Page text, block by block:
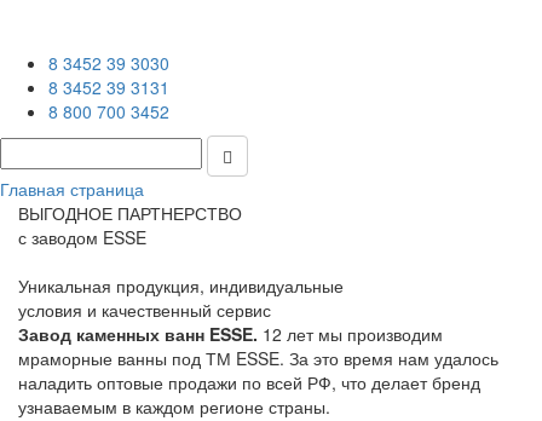
8 3452 39 3030
8 3452 39 3131
8 800 700 3452
Главная страница
ВЫГОДНОЕ ПАРТНЕРСТВО
с заводом ESSE
Уникальная продукция, индивидуальные
условия и качественный сервис
Завод каменных ванн ESSE. 12 лет мы производим
мраморные ванны под ТМ ESSE. За это время нам удалось
наладить оптовые продажи по всей РФ, что делает бренд
узнаваемым в каждом регионе страны.